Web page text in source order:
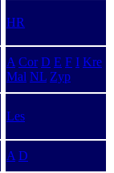
HR
A Cor D E F I Kre
Mal NL Zyp
Les
A D